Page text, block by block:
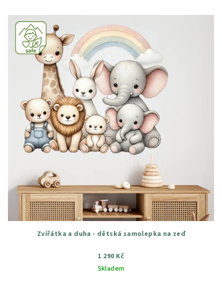
Zvířátka a duha - dětská samolepka na zeď
1 290 Kč
Skladem